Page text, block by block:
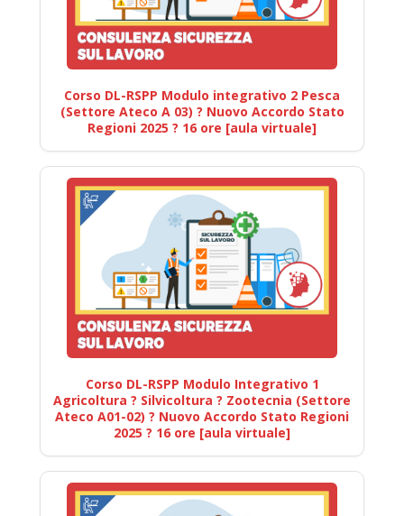
Corso DL-RSPP Modulo integrativo 2 Pesca
(Settore Ateco A 03) ? Nuovo Accordo Stato
Regioni 2025 ? 16 ore [aula virtuale]
Corso DL-RSPP Modulo Integrativo 1
Agricoltura ? Silvicoltura ? Zootecnia (Settore
Ateco A01-02) ? Nuovo Accordo Stato Regioni
2025 ? 16 ore [aula virtuale]